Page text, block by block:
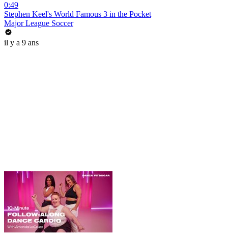
0:49
Stephen Keel's World Famous 3 in the Pocket
Major League Soccer
il y a 9 ans